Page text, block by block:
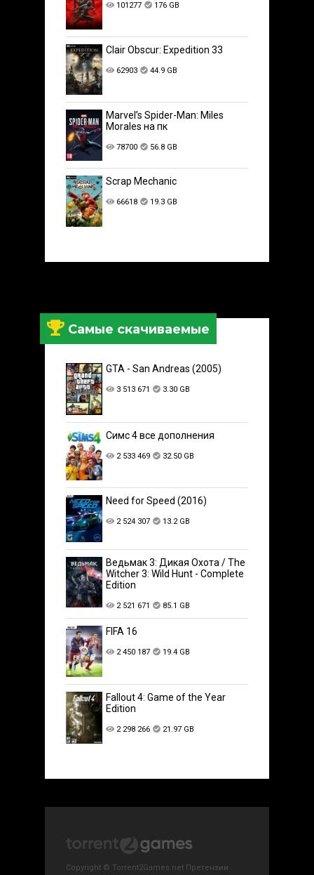
101277 176 GB
Clair Obscur: Expedition 33
62903 44.9 GB
Marvel’s Spider-Man: Miles
Morales на пк
78700 56.8 GB
Scrap Mechanic
66618 19.3 GB
Самые скачиваемые
GTA - San Andreas (2005)
3 513 671 3.30 GB
Симс 4 все дополнения
2 533 469 32.50 GB
Need for Speed (2016)
2 524 307 13.2 GB
Ведьмак 3: Дикая Охота / The
Witcher 3: Wild Hunt - Complete
Edition
2 521 671 85.1 GB
FIFA 16
2 450 187 19.4 GB
Fallout 4: Game of the Year
Edition
2 298 266 21.97 GB
Copyright © Torrent2Games.net Претензии